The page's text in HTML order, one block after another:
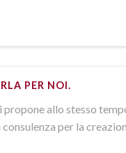
PER NOI.
propone allo stesso
per la